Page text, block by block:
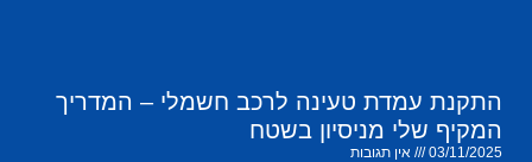
התקנת עמדת טעינה לרכב חשמלי – המדריך
המקיף שלי מניסיון בשטח
03/11/2025 אין תגובות